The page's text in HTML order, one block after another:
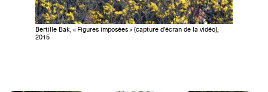
Bertille Bak, « Figures imposées » (capture d'écran de la vidéo),
2015